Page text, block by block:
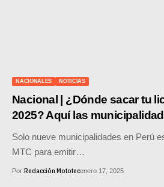
MOTOS HERO PERÚ
MOTOS ZONTES PERÚ
MOTOS HAOJUE PERÚ
MOTOS BENELLI PERÚ
NACIONALES NOTICIAS
Nacional | ¿Dónde sacar tu
2025? Aquí las
Solo nueve municipalidades en Perú
MTC para emitir…
Por:Redacción Mototecenero 17, 2025